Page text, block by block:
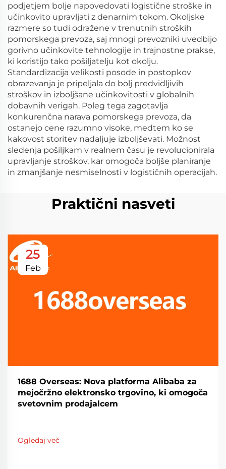
podjetjem bolje napovedovati logistične stroške in
učinkovito upravljati z denarnim tokom. Okoljske
razmere so tudi odražene v trenutnih stroških
pomorskega prevoza, saj mnogi prevozniki uvedbijo
gorivno učinkovite tehnologije in trajnostne prakse,
ki koristijo tako pošiljatelju kot okolju.
Standardizacija velikosti posode in postopkov
obrazevanja je pripeljala do bolj predvidljivih
stroškov in izboljšane učinkovitosti v globalnih
dobavnih verigah. Poleg tega zagotavlja
konkurenčna narava pomorskega prevoza, da
ostanejo cene razumno visoke, medtem ko se
kakovost storitev nadaljuje izboljševati. Možnost
sledenja pošiljkam v realnem času je revolucionirala
upravljanje stroškov, kar omogoča boljše planiranje
in zmanjšanje nesmiselnosti v logističnih operacijah.
Praktični nasveti
25
Feb
1688 Overseas: Nova platforma Alibaba za
mejočržno elektronsko trgovino, ki omogoča
svetovnim prodajalcem
Ogledaj več